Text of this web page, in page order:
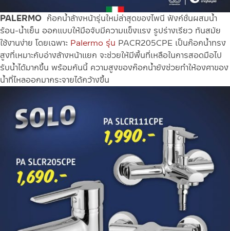
PALERMO ก๊อกน้ำล้างหน้ารุ่นใหม่ล่าสุดของไพนี ฟังก์ชั่นผสมน้ำ
ร้อน-น้ำเย็น ออกแบบให้มือจับมีความแข็งแรง รูปร่างเรียว ทันสมัย
ใช้งานง่าย โดยเฉพาะ Palermo รุ่น PACR205CPE เป็นก๊อกน้ำทรง
สูงที่เหมาะกับอ่างล้างหน้าแยก จะช่วยให้มีพื้นที่เหลือในการสอดมือไป
รับน้ำได้มากขึ้น พร้อมกันนี้ ความสูงของก๊อกน้ำยังช่วยทำให้องศาของ
น้ำที่ไหลออกมากระจายได้กว้างขึ้น